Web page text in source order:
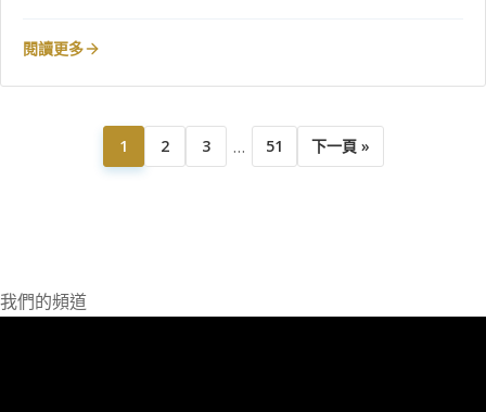
閱讀更多
1 2 3 … 51 下一頁 »
我們的頻道